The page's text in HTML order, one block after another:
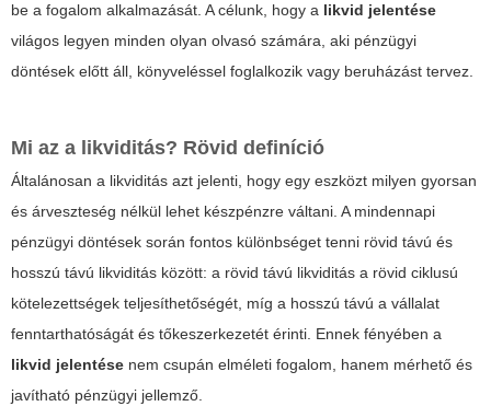
be a fogalom alkalmazását. A célunk, hogy a likvid jelentése
világos legyen minden olyan olvasó számára, aki pénzügyi
döntések előtt áll, könyveléssel foglalkozik vagy beruházást tervez.
Mi az a likviditás? Rövid definíció
Általánosan a likviditás azt jelenti, hogy egy eszközt milyen gyorsan
és árveszteség nélkül lehet készpénzre váltani. A mindennapi
pénzügyi döntések során fontos különbséget tenni rövid távú és
hosszú távú likviditás között: a rövid távú likviditás a rövid ciklusú
kötelezettségek teljesíthetőségét, míg a hosszú távú a vállalat
fenntarthatóságát és tőkeszerkezetét érinti. Ennek fényében a
likvid jelentése nem csupán elméleti fogalom, hanem mérhető és
javítható pénzügyi jellemző.